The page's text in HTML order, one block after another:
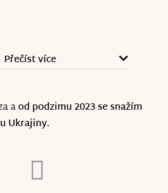
jen přebytečné použité
jak tu každý den na
Na frontě, při nočních
Jedno auto je malá
Přečíst více
aod podzimu 2023 se snažím
Ukrajiny.